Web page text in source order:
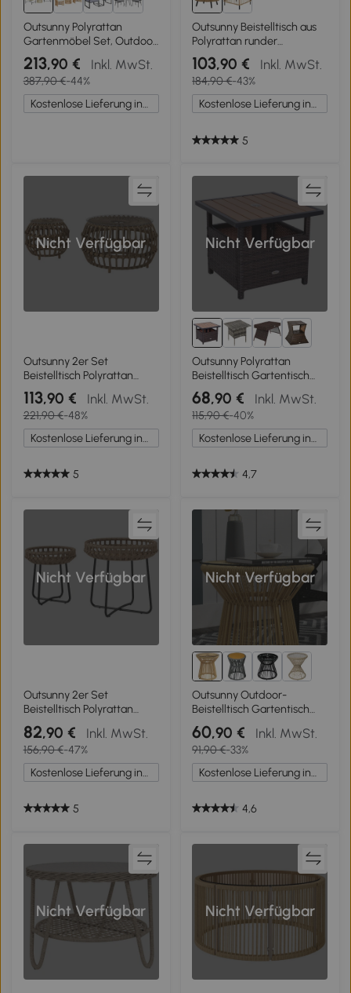
Outsunny Polyrattan
Gartenmöbel Set, Outdoor
Balkonmöbel für 2
Personen, 3-teilig mit 2
Stühle, Beistelltisch
Sitzkissen
213,90 € Inkl. MwSt.
387,90 €-44%
Kostenlose Lieferung innerhalb Deutschlands
Outsunny Beistelltisch aus
Polyrattan runder
Kaffeetisch Couchtisch mit
Glas Tischplatte Ø75 x 42
cm Braun
103,90 € Inkl. MwSt.
184,90 €-43%
Kostenlose Lieferung innerhalb Deutschlands
5
Nicht Verfügbar
Outsunny 2er Set
Beistelltisch Polyrattan
Ø66/42 cm rund wetterfest
Gartentisch mit Glasplatte
Braun
113,90 € Inkl. MwSt.
221,90 €-48%
Kostenlose Lieferung innerhalb Deutschlands
5
Nicht Verfügbar
1+
Outsunny Polyrattan
Beistelltisch Gartentisch
Terrassentisch
Schirmständer für
Sonnenschirm inkl.
Sandsack Braun 55,5 x 55,5
x 46 cm
68,90 € Inkl. MwSt.
115,90 €-40%
Kostenlose Lieferung innerhalb Deutschlands
4,7
Nicht Verfügbar
Outsunny 2er Set
Beistelltisch Polyrattan
Ø60/41 cm rund wetterfest
Gartentisch mit X-Beine
Verstellbare Fußpads Braun
82,90 € Inkl. MwSt.
156,90 €-47%
Kostenlose Lieferung innerhalb Deutschlands
5
Nicht Verfügbar
Outsunny Outdoor-
Beistelltisch Gartentisch
Rattan-Beistelltisch,
Glasplatte, PE-Rattan, 40
cm x 40 cm x 42 cm Beige
60,90 € Inkl. MwSt.
91,90 €-33%
Kostenlose Lieferung innerhalb Deutschlands
4,6
Nicht Verfügbar Nicht Verfügbar